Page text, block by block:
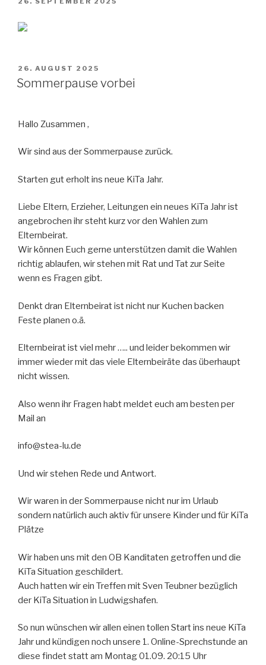
VERÖFFENTLICHT
AM
26. AUGUST 2025
Sommerpause vorbei
Hallo Zusammen ,
Wir sind aus der Sommerpause zurück.
Starten gut erholt ins neue KiTa Jahr.
Liebe Eltern, Erzieher, Leitungen ein neues KiTa Jahr ist
angebrochen ihr steht kurz vor den Wahlen zum
Elternbeirat.
Wir können Euch gerne unterstützen damit die Wahlen
richtig ablaufen, wir stehen mit Rat und Tat zur Seite
wenn es Fragen gibt.
Denkt dran Elternbeirat ist nicht nur Kuchen backen
Feste planen o.ä.
Elternbeirat ist viel mehr ….. und leider bekommen wir
immer wieder mit das viele Elternbeiräte das überhaupt
nicht wissen.
Also wenn ihr Fragen habt meldet euch am besten per
Mail an
info@stea-lu.de
Und wir stehen Rede und Antwort.
Wir waren in der Sommerpause nicht nur im Urlaub
sondern natürlich auch aktiv für unsere Kinder und für KiTa
Plätze
Wir haben uns mit den OB Kanditaten getroffen und die
KiTa Situation geschildert.
Auch hatten wir ein Treffen mit Sven Teubner bezüglich
der KiTa Situation in Ludwigshafen.
So nun wünschen wir allen einen tollen Start ins neue KiTa
Jahr und kündigen noch unsere 1. Online-Sprechstunde an
diese findet statt am Montag 01.09. 20:15 Uhr